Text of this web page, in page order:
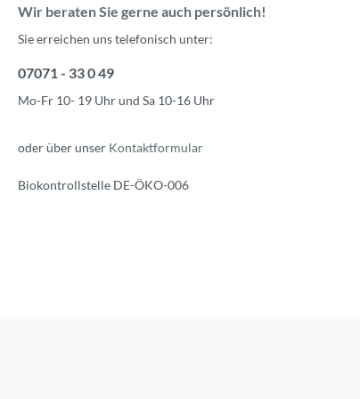
Wir beraten Sie gerne auch persönlich!
Sie erreichen uns telefonisch unter:
07071 - 33 0 49
Mo-Fr 10- 19 Uhr und Sa 10-16 Uhr
oder über unser Kontaktformular
Biokontrollstelle DE-ÖKO-006